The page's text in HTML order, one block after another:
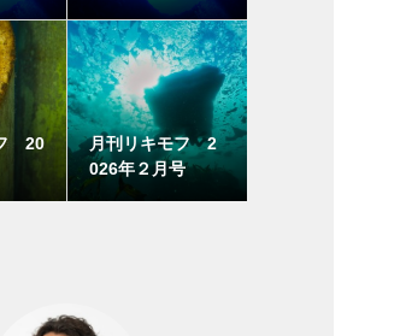
20
月刊リキモフ 2
026年２月号